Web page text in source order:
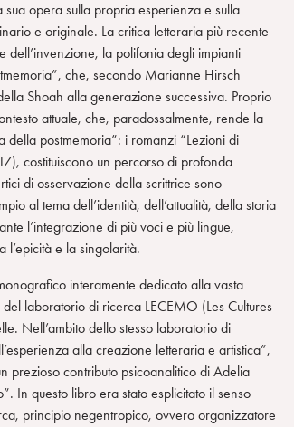
opera sulla propria esperienza e sulla
e originale. La critica letteraria più recente
dell’invenzione, la polifonia degli impianti
che, secondo Marianne Hirsch
Shoah alla generazione successiva. Proprio
attuale, che, paradossalmente, rende la
postmemoria”: i romanzi “Lezioni di
costituiscono un percorso di profonda
di osservazione della scrittrice sono
al tema dell’identità, dell’attualità, della storia
l’integrazione di più voci e più lingue,
e la singolarità.
interamente dedicato alla vasta
laboratorio di ricerca LECEMO (Les Cultures
Nell’ambito dello stesso laboratorio di
alla creazione letteraria e artistica”,
prezioso contributo psicoanalitico di Adelia
In questo libro era stato esplicitato il senso
principio negentropico, ovvero organizzatore